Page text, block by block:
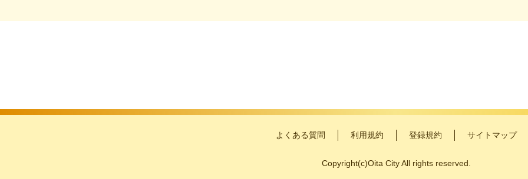
よくある質問 利用規約 登録規約 サイトマップ
Copyright(c)Oita City All rights reserved.